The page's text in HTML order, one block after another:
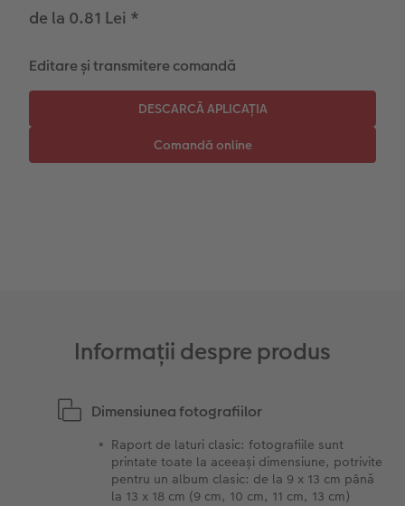
Instant Foto
Sticker instant
Colaje foto
Bandă foto
Fotografii retro XXL
de la 0.81 Lei *
Editare și transmitere comandă
Informații despre produs
Dimensiunea fotografiilor
Raport de laturi clasic: fotografiile sunt
printate toate la aceeași dimensiune, potrivite
pentru un album clasic: de la 9 x 13 cm până
la 13 x 18 cm (9 cm, 10 cm, 11 cm, 13 cm)